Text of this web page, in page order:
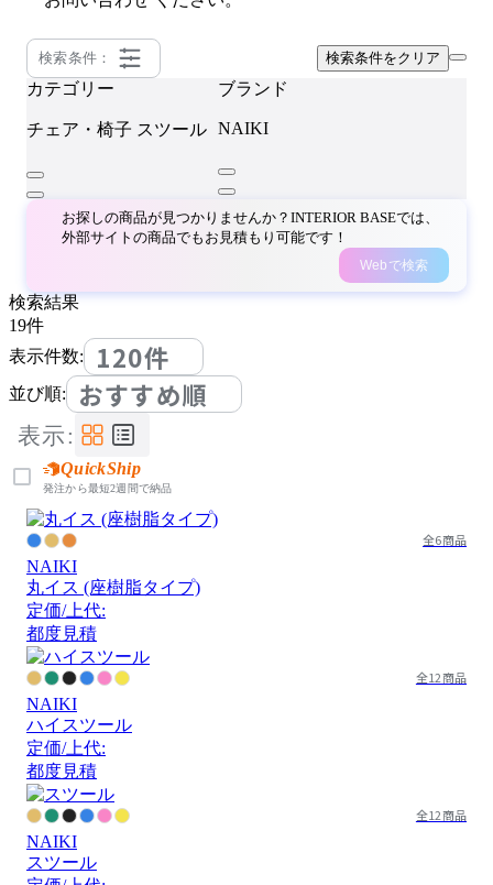
検索条件： 検索条件をクリア
カテゴリー
チェア・椅子 スツール
ブランド
NAIKI
お探しの商品が見つかりませんか？INTERIOR BASEでは、
外部サイトの商品でもお見積もり可能です！
Webで検索
検索結果
19件
表示件数:
120件
並び順: おすすめ順
表示:
QuickShip
発注から最短2週間で納品
全6商品
NAIKI
丸イス (座樹脂タイプ)
定価/上代:
都度見積
全12商品
NAIKI
ハイスツール
定価/上代:
都度見積
全12商品
NAIKI
スツール